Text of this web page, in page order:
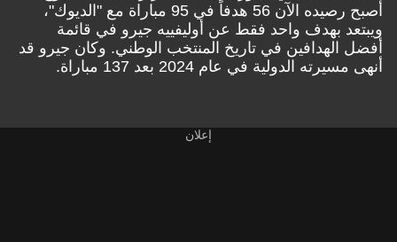
أصبح رصيده الآن 56 هدفاً في 95 مباراة مع "الديوك"،
ويبتعد بهدف واحد فقط عن أوليفييه جيرو في قائمة
أفضل الهدافين في تاريخ المنتخب الوطني. وكان جيرو قد
أنهى مسيرته الدولية في عام 2024 بعد 137 مباراة.
إعلان